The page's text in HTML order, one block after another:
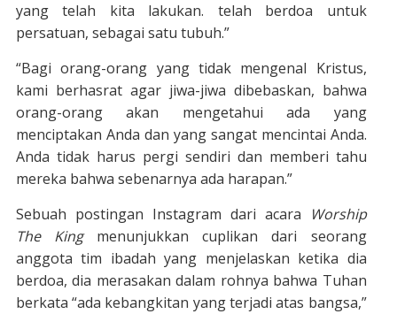
yang telah kita lakukan. telah berdoa untuk
persatuan, sebagai satu tubuh.”
“Bagi orang-orang yang tidak mengenal Kristus,
kami berhasrat agar jiwa-jiwa dibebaskan, bahwa
orang-orang akan mengetahui ada yang
menciptakan Anda dan yang sangat mencintai Anda.
Anda tidak harus pergi sendiri dan memberi tahu
mereka bahwa sebenarnya ada harapan.”
Sebuah postingan Instagram dari acara
Worship
The Kingmenunjukkan cuplikan dari seorang
anggota tim ibadah yang menjelaskan ketika dia
berdoa, dia merasakan dalam rohnya bahwa Tuhan
berkata “ada kebangkitan yang terjadi atas bangsa,”